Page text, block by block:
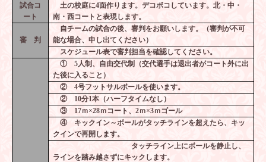
試合コ
ート
土の校庭に4面作ります。デコボコしています。北・中・
南・西コートと表現します。
審 判
自チームの試合の後、審判をお願いします。（審判が不可
能な場合、申し出てください）
スケジュール表で審判担当を確認してください。
① 5人制、自由交代制（交代選手は退出者がコート外に出
た後に入ること）
② 4号フットサルボールを使います。
②
10分1本（ハーフタイムなし）
③
17ｍ×28ｍコート、 2ｍ×3ｍゴール
④ キックイン～ボールがタッチラインを超えたら、キッ
クインで再開します。
タッチライン上にボールを静止し、
ラインを踏み越さずにキックします。